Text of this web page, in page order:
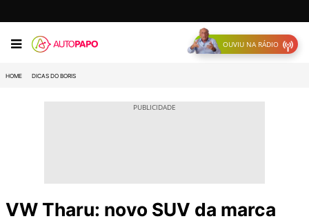
OUVIU NA RÁDIO
HOME DICAS DO BORIS
VW Tharu: novo SUV da marca